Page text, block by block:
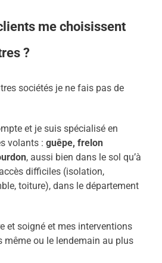
me choisissent
?
sociétés je ne fais pas de
et je suis spécialisé en
volants : guêpe, frelon
, aussi bien dans le sol qu’à
difficiles (isolation,
toiture), dans le département
et soigné et mes interventions
même ou le lendemain au plus